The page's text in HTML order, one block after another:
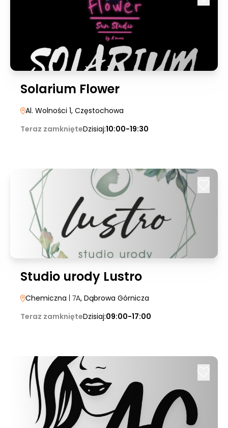
Solarium Flower
Al. Wolności 1, Częstochowa
Teraz zamknięteDzisiaj:10:00-19:30
Studio urody Lustro
Chemiczna | 7A, Dąbrowa Górnicza
Teraz zamknięteDzisiaj:09:00-17:00